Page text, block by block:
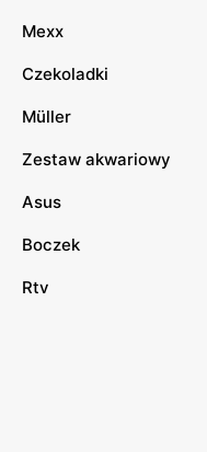
Mexx
Czekoladki
Müller
Zestaw akwariowy
Asus
Boczek
Rtv